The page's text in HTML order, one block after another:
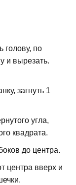
голову, по
и вырезать.
загнуть 1
угла,
квадрата.
до центра.
центра вверх и